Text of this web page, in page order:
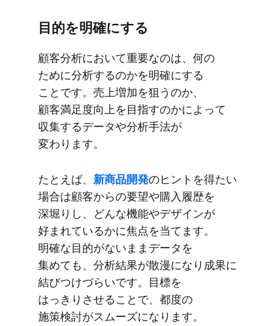
目的を​明確に​する
顧客分析に​おいて​重要なのは、​何の​
ために​分析するのかを​明確に​する​
ことです。​売上増加を​狙うのか、​
顧客満足度向上を​目指すのかに​よって​
収集する​データや​分析手法が​
変わります。
た​とえば、 ​新商品開発の​ヒントを​得たい​
場合は​顧客からの​要望や​購入履歴を​
深堀りし、​どんな​機能や​デザインが​
好まれているかに​焦点を​当てます。​
明確な​目的が​ないまま​データを​
集めても、​分析結果が​散漫に​なり成果に​
結びつけづらいです。​目標を​
はっきりさせる​ことで、​都度の​
施策検討が​スムーズに​なります。